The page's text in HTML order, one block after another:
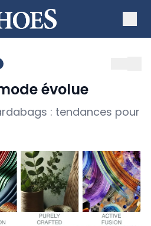
évolue
: tendances pour